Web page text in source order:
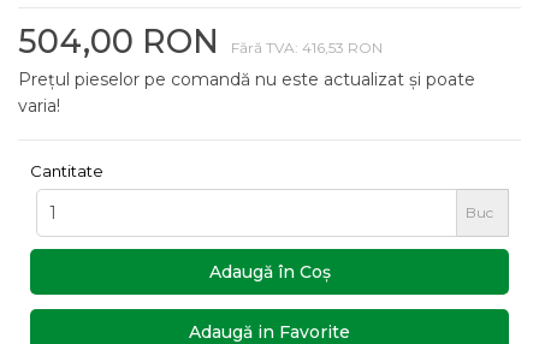
504,00 RON Fără TVA: 416,53 RON
Prețul pieselor pe comandă nu este actualizat și poate
varia!
Cantitate
Buc
Adaugă în Coş
Adaugă in Favorite